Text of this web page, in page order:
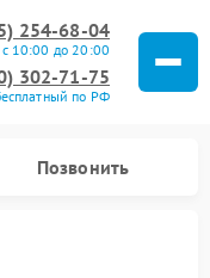
254-68-04
с 10:00 до 20:00
302-71-75
по РФ
Позвонить